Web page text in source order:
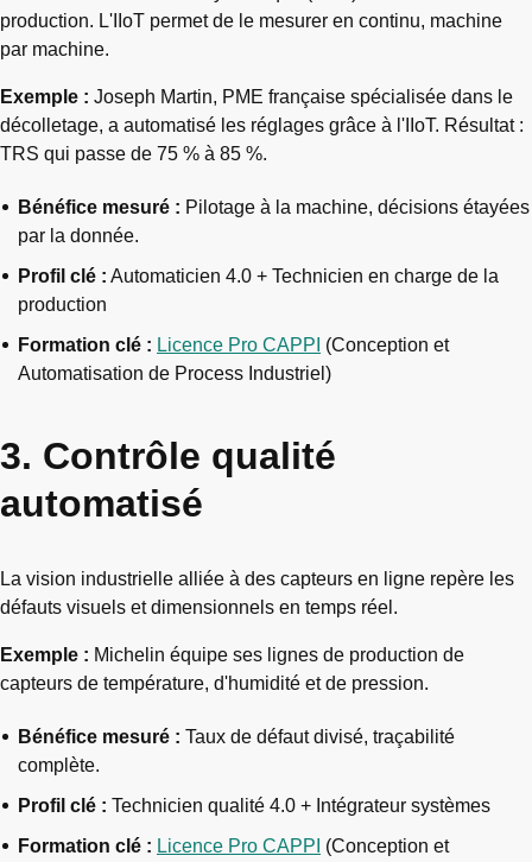
production. L'IIoT permet de le mesurer en continu, machine
par machine.
Exemple : Joseph Martin, PME française spécialisée dans le
décolletage, a automatisé les réglages grâce à l'IIoT. Résultat :
TRS qui passe de 75 % à 85 %.
Bénéfice mesuré : Pilotage à la machine, décisions étayées
par la donnée.
Profil clé : Automaticien 4.0 + Technicien en charge de la
production
Formation clé : Licence Pro CAPPI (Conception et
Automatisation de Process Industriel)
3. Contrôle qualité
automatisé
La vision industrielle alliée à des capteurs en ligne repère les
défauts visuels et dimensionnels en temps réel.
Exemple : Michelin équipe ses lignes de production de
capteurs de température, d'humidité et de pression.
Bénéfice mesuré : Taux de défaut divisé, traçabilité
complète.
Profil clé : Technicien qualité 4.0 + Intégrateur systèmes
Formation clé : Licence Pro CAPPI (Conception et